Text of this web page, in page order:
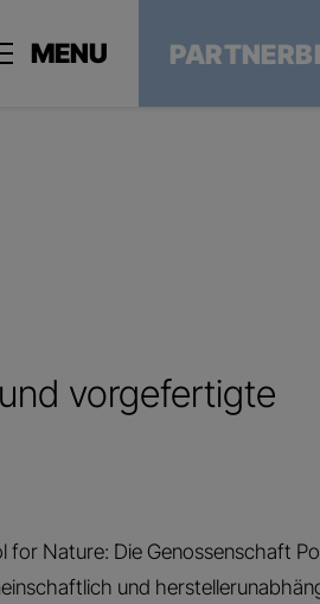
vorgefertigte
for Nature: Die Genossenschaft
und
MENU